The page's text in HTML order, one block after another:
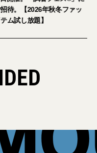
待。【2026年秋冬ファッ
ム試し放題】